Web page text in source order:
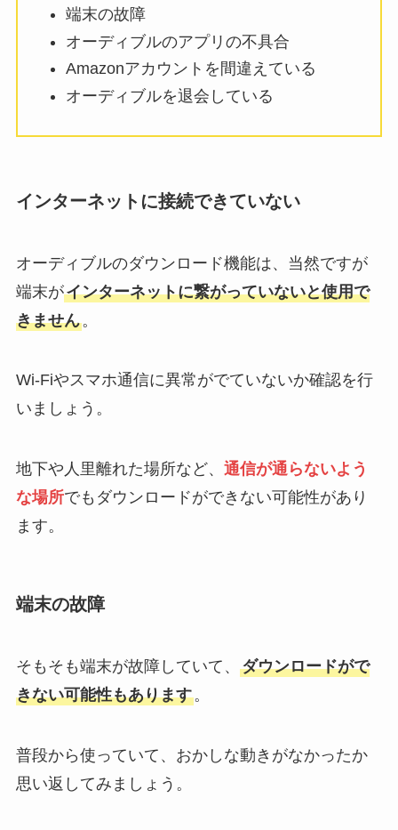
端末の故障
オーディブルのアプリの不具合
Amazonアカウントを間違えている
オーディブルを退会している
インターネットに接続できていない
オーディブルのダウンロード機能は、当然ですが
端末がインターネットに繋がっていないと使用で
きません。
Wi-Fiやスマホ通信に異常がでていないか確認を行
いましょう。
地下や人里離れた場所など、 通信が通らないよう
な場所でもダウンロードができない可能性があり
ます。
端末の故障
そもそも端末が故障していて、 ダウンロードがで
きない可能性もあります。
普段から使っていて、おかしな動きがなかったか
思い返してみましょう。